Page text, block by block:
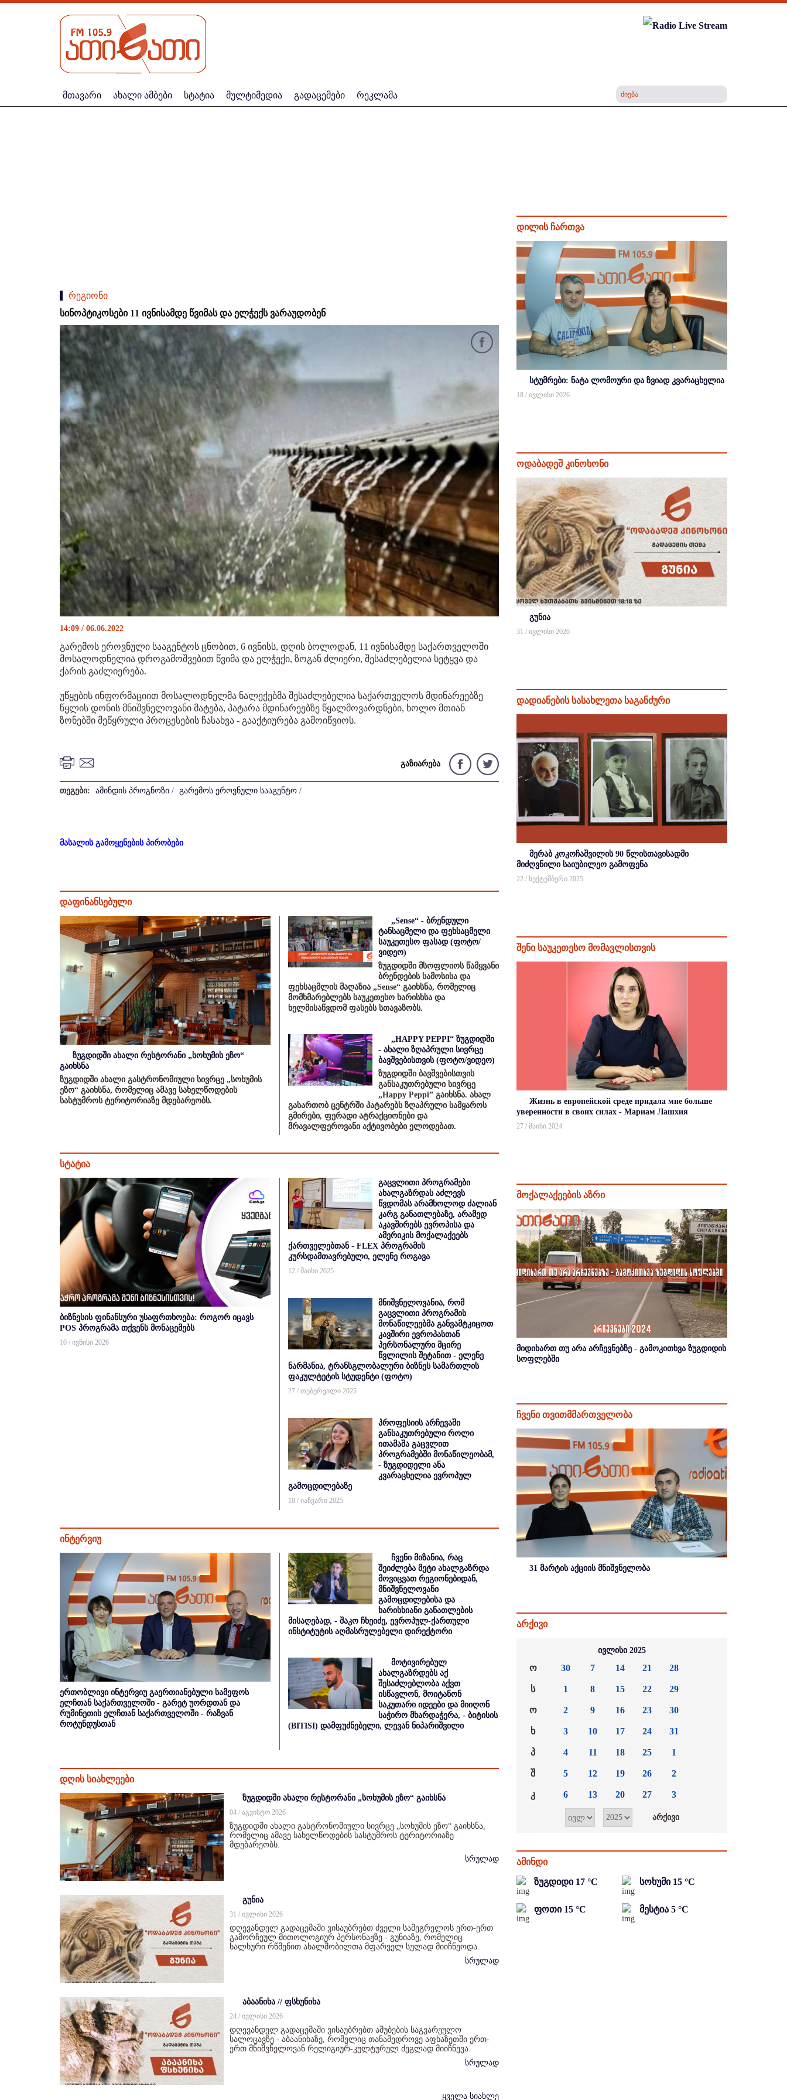
მთავარი ახალი ამბები სტატია მულტიმედია გადაცემები რეკლამა
რეგიონი
სინოპტიკოსები 11 ივნისამდე წვიმას და ელჭექს ვარაუდობენ
14:09 / 06.06.2022
გარემოს ეროვნული სააგენტოს ცნობით, 6 ივნისს, დღის ბოლოდან, 11 ივნისამდე საქართველოში
მოსალოდნელია დროგამოშვებით წვიმა და ელჭექი, ზოგან ძლიერი, შესაძლებელია სეტყვა და
ქარის გაძლიერება.
უწყების ინფორმაციით მოსალოდნელმა ნალექებმა შესაძლებელია საქართველოს მდინარეებზე
წყლის დონის მნიშვნელოვანი მატება, პატარა მდინარეებზე წყალმოვარდნები, ხოლო მთიან
ზონებში მეწყრული პროცესების ჩასახვა - გააქტიურება გამოიწვიოს.
გაზიარება
თეგები: ამინდის პროგნოზი / გარემოს ეროვნული სააგენტო /
მასალის გამოყენების პირობები
დაფინანსებული
ზუგდიდში ახალი რესტორანი „სოხუმის ეზო“
გაიხსნა
ზუგდიდში ახალი გასტრონომიული სივრცე „სოხუმის
ეზო“ გაიხსნა, რომელიც ამავე სახელწოდების
სასტუმროს ტერიტორიაზე მდებარეობს.
„Sense“ - ბრენდული
ტანსაცმელი და ფეხსაცმელი
საუკეთესო ფასად (ფოტო/
ვიდეო)
ზუგდიდში მსოფლიოს წამყვანი
ბრენდების სამოსისა და
ფეხსაცმლის მაღაზია „Sense“ გაიხსნა, რომელიც
მომხმარებლებს საუკეთესო ხარისხსა და
ხელმისაწვდომ ფასებს სთავაზობს.
„HAPPY PEPPI“ ზუგდიდში
- ახალი ზღაპრული სივრცე
ბავშვებისთვის (ფოტო/ვიდეო)
ზუგდიდში ბავშვებისთვის
განსაკუთრებული სივრცე
„Happy Peppi” გაიხსნა. ახალ
გასართობ ცენტრში პატარებს ზღაპრული სამყაროს
გმირები, ფერადი ატრაქციონები და
მრავალფეროვანი აქტივობები ელოდებათ.
სტატია
ბიზნესის ფინანსური უსაფრთხოება: როგორ იცავს
POS პროგრამა თქვენს მონაცემებს
10 / ივნისი 2026
გაცვლითი პროგრამები
ახალგაზრდას აძლევს
წვდომას არამხოლოდ ძალიან
კარგ განათლებაზე, არამედ
აკავშირებს ევროპისა და
ამერიკის მოქალაქეებს
ქართველებთან - FLEX პროგრამის
კურსდამთავრებული, ელენე როგავა
12 / მაისი 2025
მნიშვნელოვანია, რომ
გაცვლითი პროგრამის
მონაწილეებმა განვამტკიცოთ
კავშირი ევროპასთან
პერსონალური მცირე
წვლილის შეტანით - ელენე
ნარმანია, ტრანსგლობალური ბიზნეს სამართლის
ფაკულტეტის სტუდენტი (ფოტო)
27 / თებერვალი 2025
პროფესიის არჩევაში
განსაკუთრებული როლი
ითამაშა გაცვლით
პროგრამებში მონაწილეობამ,
- ზუგდიდელი ანა
კვარაცხელია ევროპულ
გამოცდილებაზე
18 / იანვარი 2025
ინტერვიუ
ერთობლივი ინტერვიუ გაერთიანებული სამეფოს
ელჩთან საქართველოში - გარეტ უორდთან და
რუმინეთის ელჩთან საქართველოში - რაზვან
როტუნდუსთან
ჩვენი მიზანია, რაც
შეიძლება მეტი ახალგაზრდა
მოვიცვათ რეგიონებიდან,
მნიშვნელოვანი
გამოცდილებისა და
ხარისხიანი განათლების
მისაღებად, - შაკო ჩხეიძე, ევროპულ-ქართული
ინსტიტუტის აღმასრულებელი დირექტორი
მოტივირებულ
ახალგაზრდებს აქ
შესაძლებლობა აქვთ
ისწავლონ, მოიტანონ
საკუთარი იდეები და მიიღონ
საჭირო მხარდაჭერა, - ბიტისის
(BITISI) დამფუძნებელი, ლევან ნიპარიშვილი
დღის სიახლეები
ზუგდიდში ახალი რესტორანი „სოხუმის ეზო“ გაიხსნა
04 / აგვისტო 2026
ზუგდიდში ახალი გასტრონომიული სივრცე „სოხუმის ეზო“ გაიხსნა,
რომელიც ამავე სახელწოდების სასტუმროს ტერიტორიაზე
მდებარეობს.
სრულად
გუნია
31 / ივლისი 2026
დღევანდელ გადაცემაში ვისაუბრებთ ძველი სამეგრელოს ერთ-ერთ
გამორჩეულ მითოლოგიურ პერსონაჟზე - გუნიაზე, რომელიც
ხალხური რწმენით ახალშობილთა მფარველ სულად მიიჩნეოდა.
სრულად
აბაანიხა // ფსხუნიხა
24 / ივლისი 2026
დღევანდელ გადაცემაში ვისაუბრებთ აშუბების საგვარეულო
სალოცავზე - აბაანიხაზე, რომელიც თანამედროვე აფხაზეთში ერთ-
ერთ მნიშვნელოვან რელიგიურ-კულტურულ ძეგლად მიიჩნევა.
სრულად
ყველა სიახლე
დილის ჩართვა
სტუმრები: ნატა ლომოური და ზვიად კვარაცხელია
18 / ივლისი 2026
ოდაბადეშ კინოხონი
გუნია
31 / ივლისი 2026
დადიანების სასახლეთა საგანძური
მერაბ კოკოჩაშვილის 90 წლისთავისადმი
მიძღვნილი საიუბილეო გამოფენა
22 / სექტემბერი 2025
შენი საუკეთესო მომავლისთვის
Жизнь в европейской среде придала мне больше
уверенности в своих силах - Мариам Лашхия
27 / მაისი 2024
მოქალაქეების აზრი
მიდიხართ თუ არა არჩევნებზე - გამოკითხვა ზუგდიდის
სოფლებში
ჩვენი თვითმმართველობა
31 მარტის აქციის მნიშვნელობა
არქივი
ივლისი 2025
ო
ს
ო
ხ
პ
შ
კ
30
1
2
3
4
5
6
7
8
9
10
11
12
13
14
15
16
17
18
19
20
21
22
23
24
25
26
27
28
29
30
31
1
2
3
ამინდი
ზუგდიდი 17 °C სოხუმი 15 °C
ფოთი 15 °C მესტია 5 °C